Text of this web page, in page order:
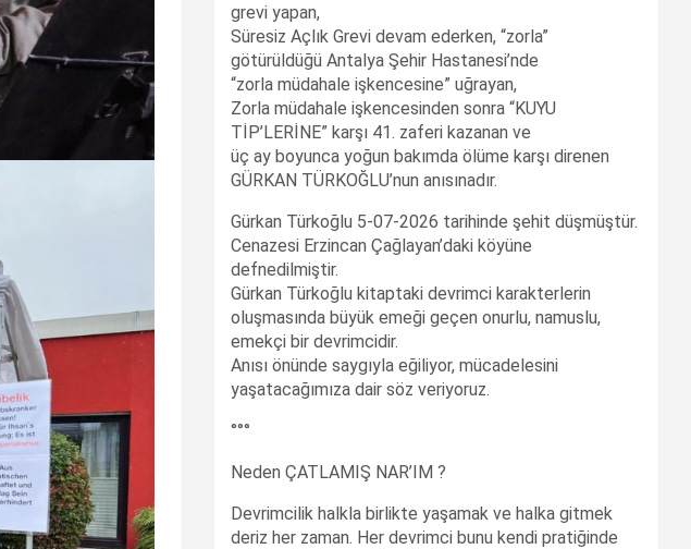
grevi yapan,
Süresiz Açlık Grevi devam ederken, “zorla”
götürüldüğü Antalya Şehir Hastanesi’nde
“zorla müdahale işkencesine” uğrayan,
Zorla müdahale işkencesinden sonra “KUYU
TİP’LERİNE” karşı 41. zaferi kazanan ve
üç ay boyunca yoğun bakımda ölüme karşı direnen
GÜRKAN TÜRKOĞLU’nun anısınadır.
Gürkan Türkoğlu 5-07-2026 tarihinde şehit düşmüştür.
Cenazesi Erzincan Çağlayan’daki köyüne
defnedilmiştir.
Gürkan Türkoğlu kitaptaki devrimci karakterlerin
oluşmasında büyük emeği geçen onurlu, namuslu,
emekçi bir devrimcidir.
Anısı önünde saygıyla eğiliyor, mücadelesini
yaşatacağımıza dair söz veriyoruz.
°°°
Neden ÇATLAMIŞ NAR’IM ?
Devrimcilik halkla birlikte yaşamak ve halka gitmek
deriz her zaman. Her devrimci bunu kendi pratiğinde